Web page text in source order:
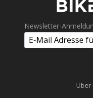
Newsletter-
Über